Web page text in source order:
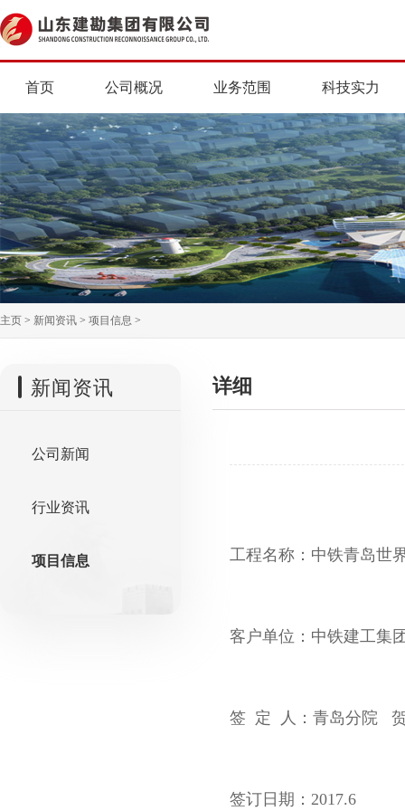
首页 公司概况 业务范围 科技实力
主页 > 新闻资讯 > 项目信息 >
新闻资讯
公司新闻
行业资讯
项目信息
详细
工程名称：中铁青岛世
客户单位：中铁建工集
签 定 人：青岛分院
签订日期：2017.6